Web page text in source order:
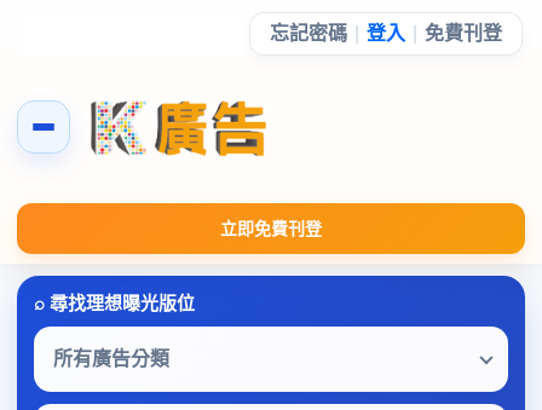
立即免費刊登
忘記密碼 登入 免費刊登
所有廣告分類